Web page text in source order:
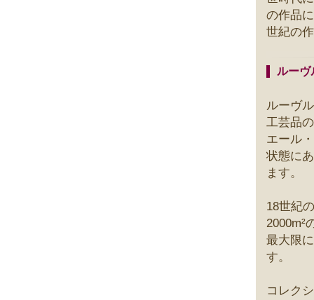
の作品
世紀の
ルーヴ
ルーヴ
工芸品
エール
状態に
ます。
18世紀
2000m²
最大限
す。
コレク